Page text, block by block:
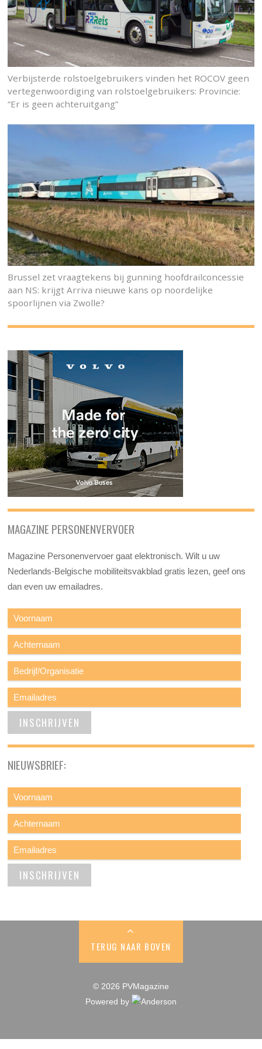
Verbijsterde rolstoelgebruikers vinden het ROCOV geen
vertegenwoordiging van rolstoelgebruikers: Provincie:
“Er is geen achteruitgang”
Brussel zet vraagtekens bij gunning hoofdrailconcessie
aan NS: krijgt Arriva nieuwe kans op noordelijke
spoorlijnen via Zwolle?
MAGAZINE PERSONENVERVOER
Magazine Personenvervoer gaat elektronisch. Wilt u uw
Nederlands-Belgische mobiliteitsvakblad gratis lezen, geef ons
dan even uw emailadres.
NIEUWSBRIEF:
TERUG NAAR BOVEN
© 2026 PVMagazine
Powered by